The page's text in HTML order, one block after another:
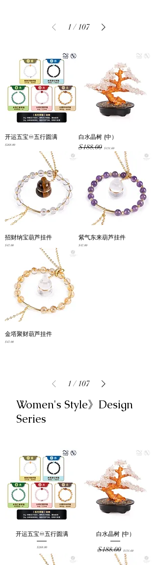
1 / 107
开运五宝♾️五行圆满
Price
$268.00
白水晶树 (中）
Regular Price
$188.00
$131.60
招财纳宝葫芦挂件
Price
$47.00
紫气东来葫芦挂件
Price
$47.00
金塔聚财葫芦挂件
Price
$47.00
1 / 107
Women's Style》Design
Series
开运五宝♾️五行圆满
Price
$268.00
白水晶树 (中）
Regular Price
$188.00 $131.60